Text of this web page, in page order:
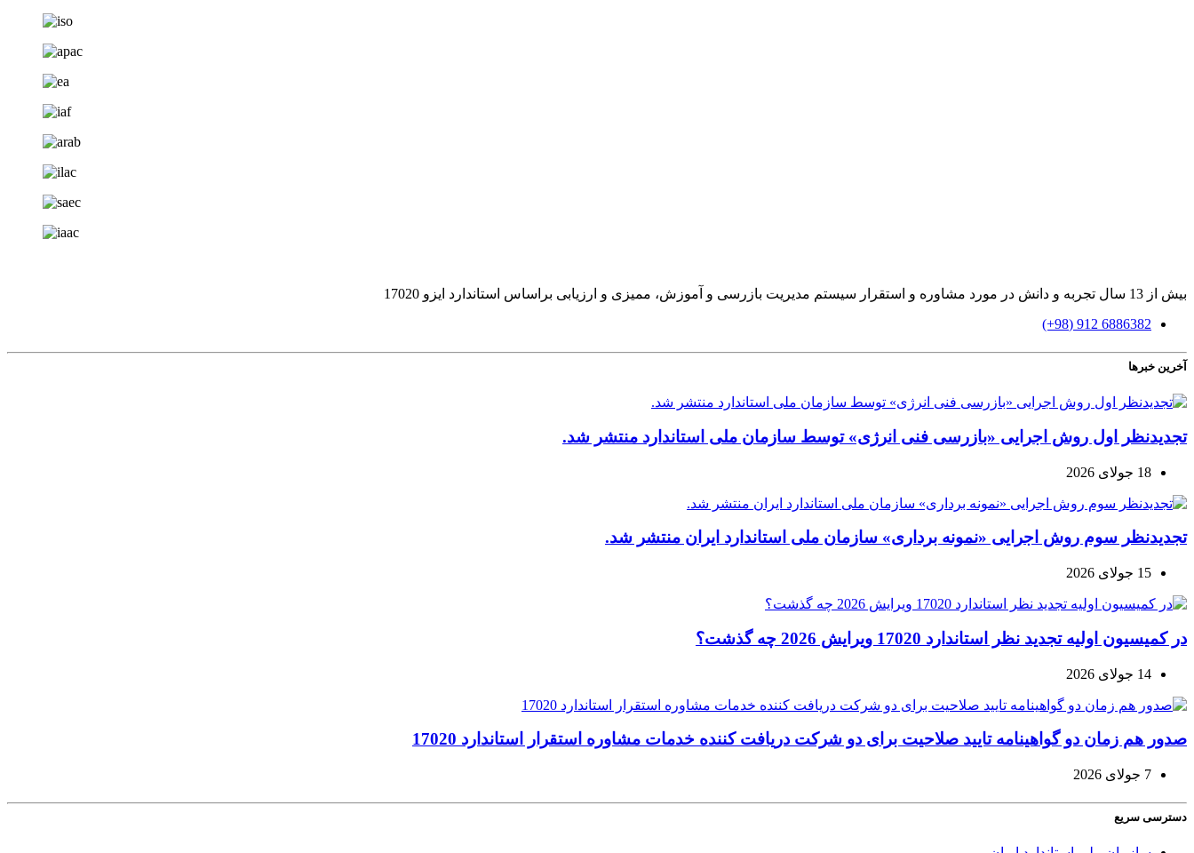
بیش از 13 سال تجربه و دانش در مورد مشاوره و استقرار سیستم مدیریت بازرسی و آموزش، ممیزی و ارزیابی براساس استاندارد ایزو 17020
6886382 912 (98+)
آخرین خبرها
تجدیدنظر اول روش اجرایی «بازرسی فنی انرژی» توسط سازمان ملی استاندارد منتشر شد.
18 جولای 2026
تجدیدنظر سوم روش اجرایی «نمونه برداری» سازمان ملی استاندارد ایران منتشر شد.
15 جولای 2026
در کمیسیون اولیه تجدید نظر استاندارد 17020 ویرایش 2026 چه گذشت؟
14 جولای 2026
صدور هم زمان دو گواهینامه تایید صلاحیت برای دو شرکت دریافت کننده خدمات مشاوره استقرار استاندارد 17020
7 جولای 2026
دسترسی سریع